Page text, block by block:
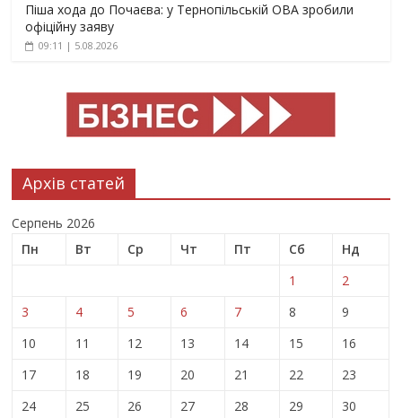
Піша хода до Почаєва: у Тернопільській ОВА зробили
офіційну заяву
09:11 | 5.08.2026
Архів статей
Серпень 2026
Пн
Вт Ср Чт Пт Сб
Нд
1
2
3
4 5 6 7 8
9
10
11 12 13 14 15
16
17
18 19 20 21 22
23
24
25 26 27 28 29
30